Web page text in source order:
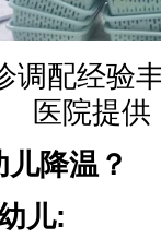
调配经验
医院提供
降温？
儿: